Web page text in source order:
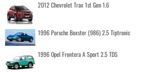
2012 Chevrolet Trax 1st Gen 1.6
1996 Porsche Boxster (986) 2.5 Tiptronic
1996 Opel Frontera A Sport 2.5 TDS